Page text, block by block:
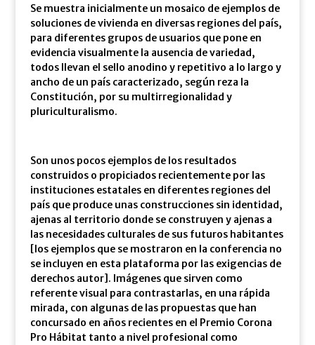
Se muestra inicialmente un mosaico de ejemplos de
soluciones de vivienda en diversas regiones del país,
para diferentes grupos de usuarios que pone en
evidencia visualmente la ausencia de variedad,
todos llevan el sello anodino y repetitivo a lo largo y
ancho de un país caracterizado, según reza la
Constitución, por su multirregionalidad y
pluriculturalismo.
Son unos pocos ejemplos de los resultados
construidos o propiciados recientemente por las
instituciones estatales en diferentes regiones del
país que produce unas construcciones sin identidad,
ajenas al territorio donde se construyen y ajenas a
las necesidades culturales de sus futuros habitantes
[los ejemplos que se mostraron en la conferencia no
se incluyen en esta plataforma por las exigencias de
derechos autor]. Imágenes que sirven como
referente visual para contrastarlas, en una rápida
mirada, con algunas de las propuestas que han
concursado en años recientes en el Premio Corona
Pro Hábitat tanto a nivel profesional como